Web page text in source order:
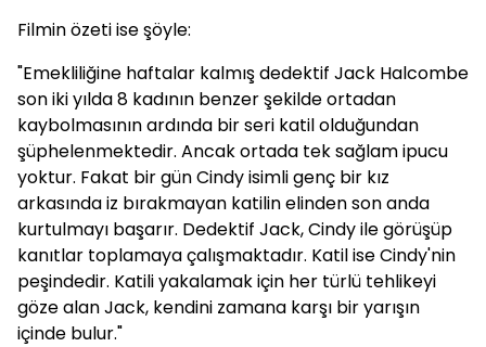
Filmin özeti ise şöyle:
"Emekliliğine haftalar kalmış dedektif Jack Halcombe
son iki yılda 8 kadının benzer şekilde ortadan
kaybolmasının ardında bir seri katil olduğundan
şüphelenmektedir. Ancak ortada tek sağlam ipucu
yoktur. Fakat bir gün Cindy isimli genç bir kız
arkasında iz bırakmayan katilin elinden son anda
kurtulmayı başarır. Dedektif Jack, Cindy ile görüşüp
kanıtlar toplamaya çalışmaktadır. Katil ise Cindy'nin
peşindedir. Katili yakalamak için her türlü tehlikeyi
göze alan Jack, kendini zamana karşı bir yarışın
içinde bulur."